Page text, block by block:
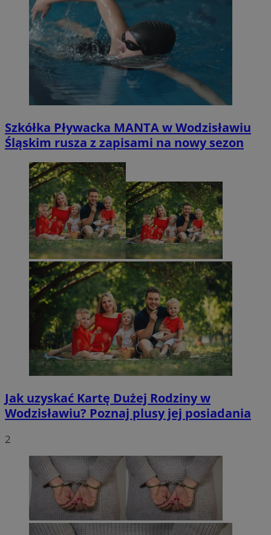
Szkółka Pływacka MANTA w Wodzisławiu
Śląskim rusza z zapisami na nowy sezon
Jak uzyskać Kartę Dużej Rodziny w
Wodzisławiu? Poznaj plusy jej posiadania
2